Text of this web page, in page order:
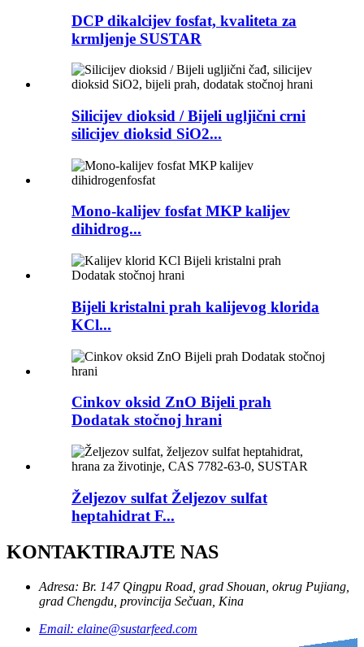
DCP dikalcijev fosfat, kvaliteta za
krmljenje SUSTAR
Silicijev dioksid / Bijeli ugljični crni
silicijev dioksid SiO2...
Mono-kalijev fosfat MKP kalijev
dihidrog...
Bijeli kristalni prah kalijevog klorida
KCl...
Cinkov oksid ZnO Bijeli prah
Dodatak stočnoj hrani
Željezov sulfat Željezov sulfat
heptahidrat F...
KONTAKTIRAJTE NAS
Adresa: Br. 147 Qingpu Road, grad Shouan, okrug Pujiang,
grad Chengdu, provincija Sečuan, Kina
Email: elaine@sustarfeed.com